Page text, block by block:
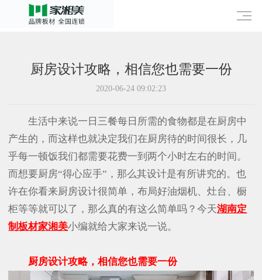
厨房设计攻略，相信您也需要一份
2020-06-24 09:02:23
生活中来说一日三餐每日所需的食物都是在厨房中
产生的，而这样也就决定我们在厨房待的时间很长，几
乎每一顿饭我们都需要花费一到两个小时左右的时间。
而想要厨房“得心应手”，那么其设计是有所讲究的。也
许在你看来厨房设计很简单，布局好油烟机、灶台、橱
柜等等就可以了，那么真的有这么简单吗？今天湖南定
制板材家湘美小编就给大家来说一说。
厨房设计攻略，相信您也需要一份